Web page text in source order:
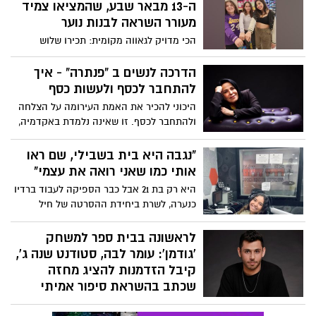
ה-13 מבאר שבע, שהמציאו צמיד
מעורר השראה לבנות נוער
הכי מדויק לגאווה מקומית: תכירו שלוש
תלמידות מתיכון עמל רב תחומי מקיף ז', לי
וילנסקי (13.5) שירה חכמיגרי (14) ואופיר דדיה
(14.5), שעשו היסטוריה כשזכו במקום הראשון
צמיד שבו ניתן להאזין בספוטיפיי לשירים
שיעצימו את הביטחון האישי והדימוי האישי.
הדרכה לנשים ב "פנתרה" - איך
להתחבר לכסף ולעשות כסף
היכוני להכיר את האמת העירומה על הצלחה
ולהתחבר לכסף. זו שאינה נלמדת באקדמיה,
אלא מתגבשת מתוך ניסיון חיים, מלא
בהצלחות וכישלונות. למדי מהדרך שאחרות
צעדו בה וקצרי את הדרך להצלחה שלך. למדי
"נגבה היא בית בשבילי, שם ראו
אותי כמו שאני רואה את עצמי"
היא רק בת 21 אבל כבר הספיקה לעבוד ברדיו
כנערה, לשרת ביחידת ההסרטה של חיל
האוויר תחת דובר צה"ל, לעשות תואר ולעבוד
בחו"ל, להפיק פודקאסט משלה וכיום היא
כבר בעלת עסק עצמאי לליווי עסקים. הודיה
בן חמו מבאר שבע משתפת בראיון ל'באר
שבע נט' איך הצליחה לא להישאב למקומות
שליליים מהסביבה אליה נחשפה בילדות
בשכונה ד' בבאר שבע, בעיקר בזכות התמיכה
לראשונה בבית ספר למשחק
'גודמן': עומר לבה, סטודנט שנה ג',
קיבל הזדמנות להציג מחזה
שכתב בהשראת סיפור אמיתי
גאווה מקומית: עומר לבה, סטודנט שנה ג'